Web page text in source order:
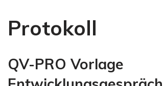
Protokoll
QV-PRO Vorlage